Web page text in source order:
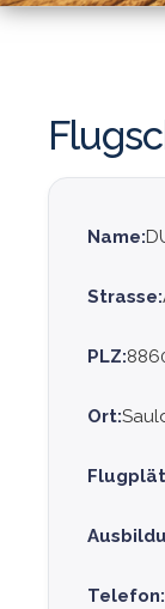
Name:
Strasse:
PLZ:
Ort:
Telefon: